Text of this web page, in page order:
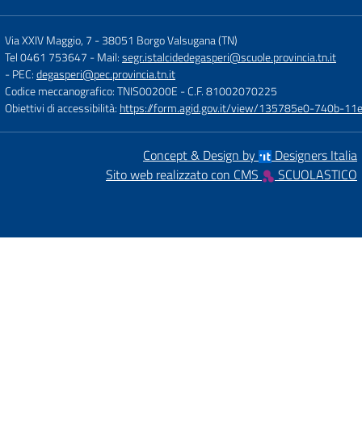
Via XXIV Maggio, 7 -38051 Borgo Valsugana (TN)
Tel 0461 753647 - Mail:segr.istalcidedegasperi@scuole.provincia.tn.it
- PEC:degasperi@pec.provincia.tn.it
Codice meccanografico: TNIS00200E - C.F. 81002070225
Obiettivi di accessibilità: https://form.agid.gov.it/view/135785e0-740b-
Concept & Design by
Designers Italia
Sito web realizzato con CMS
SCUOLASTICO